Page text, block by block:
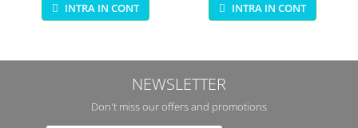
INTRA IN CONT INTRA IN CONT
NEWSLETTER
Don't miss our offers and promotions